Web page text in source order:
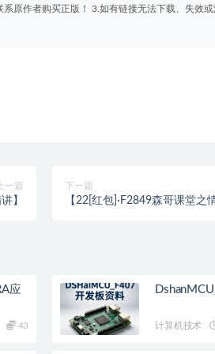
原作者购买正版！ 3.如有链接无法下载、失效
上一篇
】
下一篇
【22[红包]·F2849森哥课堂之
应
43 计算机技术